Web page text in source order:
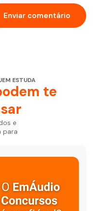
ESTUDA
te
e
para